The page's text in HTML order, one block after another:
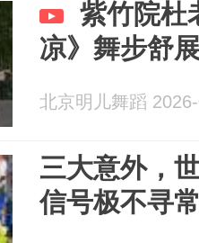
紫竹院杜
凉》舞步舒
北京明儿舞蹈
三大意外，
信号极不寻